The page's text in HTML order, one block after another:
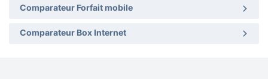
Comparateur Forfait mobile
Comparateur Box Internet